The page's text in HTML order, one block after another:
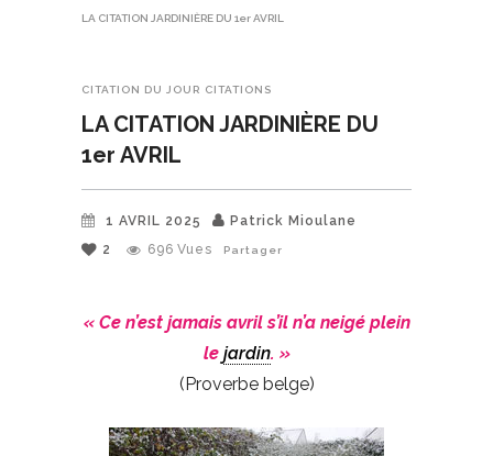
LA CITATION JARDINIÈRE DU 1er AVRIL
CITATION DU JOUR CITATIONS
LA CITATION JARDINIÈRE DU
1er AVRIL
1 AVRIL 2025
Patrick Mioulane
2
696 Vues Partager
« Ce n’est jamais avril s’il n’a neigé plein
le jardin. »
(Proverbe belge)